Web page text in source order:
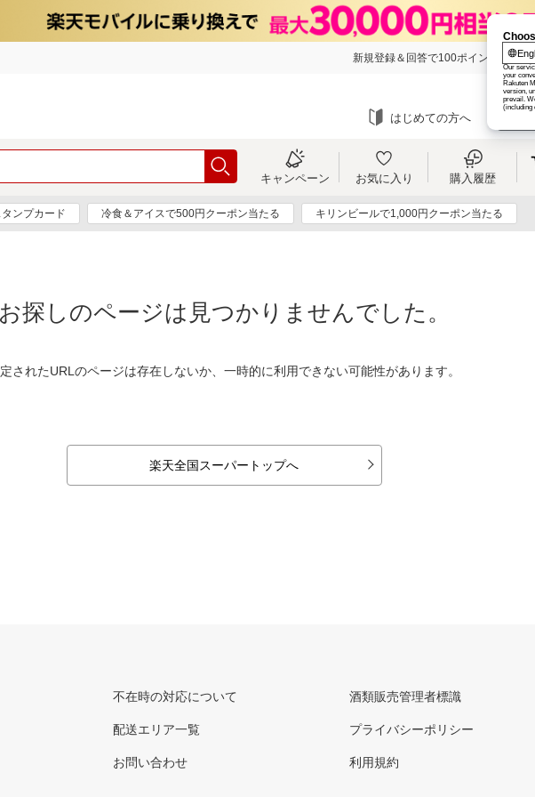
新規登録＆回答で100ポイント!
はじめての方へ
キャンペーン お気に入り 購入履歴
ンプカード 冷食＆アイスで500円クーポン当たる キリンビールで1,000円クーポン当たる
お探しのページは見つかりませんでした。
されたURLのページは存在しないか、一時的に利用できない可能性があります。
楽天全国スーパートップへ
不在時の対応について
配送エリア一覧
お問い合わせ
酒類販売管理者標識
プライバシーポリシー
利用規約